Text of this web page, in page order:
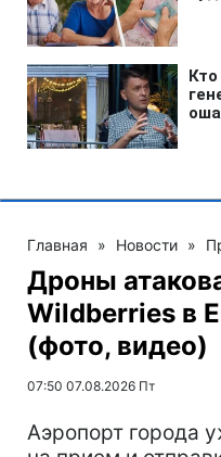
Главная » Новости »
Дроны
Wildberries в
(фото, видео)
07:50 07.08.2026 Пт
Аэропорт города